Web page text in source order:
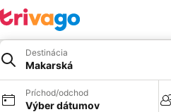
Destinácia
Makarská
Príchod/odchod
Výber dátumov